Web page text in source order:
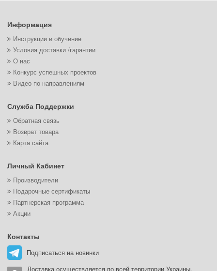
Информация
Инструкции и обучение
Условия доставки /гарантии
О нас
Конкурс успешных проектов
Видео по направлениям
Служба Поддержки
Обратная связь
Возврат товара
Карта сайта
Личный Кабинет
Производители
Подарочные сертификаты
Партнерская программа
Акции
Контакты
Подписаться на новинки
Доставка осуществляется по всей территории Украины.